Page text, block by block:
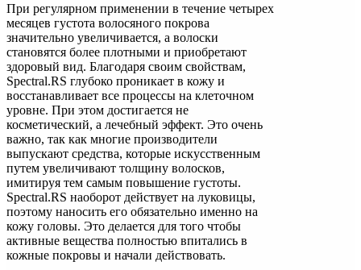
При регулярном применении в течение четырех
месяцев густота волосяного покрова
значительно увеличивается, а волоски
становятся более плотными и приобретают
здоровый вид. Благодаря своим свойствам,
Spectral.RS глубоко проникает в кожу и
восстанавливает все процессы на клеточном
уровне. При этом достигается не
косметический, а лечебный эффект. Это очень
важно, так как многие производители
выпускают средства, которые искусственным
путем увеличивают толщину волосков,
имитируя тем самым повышение густоты.
Spectral.RS наоборот действует на луковицы,
поэтому наносить его обязательно именно на
кожу головы. Это делается для того чтобы
активные вещества полностью впитались в
кожные покровы и начали действовать.